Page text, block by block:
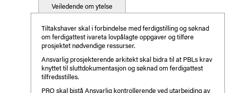
Veiledende om ytelse
Tiltakshaver skal i forbindelse med ferdigstilling og søknad
om ferdigattest ivareta lovpålagte oppgaver og tilføre
prosjektet nødvendige ressurser.
Ansvarlig prosjekterende arkitekt skal bidra til at PBLs krav
knyttet til sluttdokumentasjon og søknad om ferdigattest
tilfredsstilles.
PRO skal bistå Ansvarlig kontrollerende ved utarbeiding av